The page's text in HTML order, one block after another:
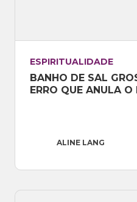
ESPIRITUALIDADE
BANHO DE SAL
ERRO QUE ANULA O
ALINE LANG